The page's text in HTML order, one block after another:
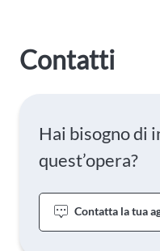
Contatti
Hai bisogno di
quest’opera?
Contatta la tua